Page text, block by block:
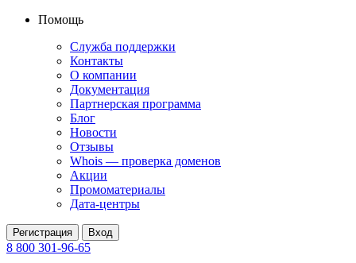
Помощь
Служба поддержки
Контакты
О компании
Документация
Партнерская программа
Блог
Новости
Отзывы
Whois — проверка доменов
Акции
Промоматериалы
Дата-центры
Регистрация Вход
8 800 301-96-65